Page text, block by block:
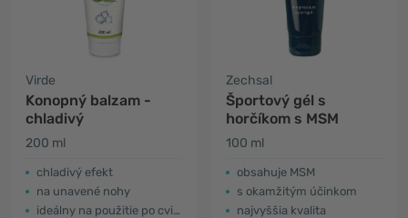
Virde
Konopný balzam -
chladivý
200 ml
chladivý efekt
na unavené nohy
ideálny na použitie po cvičení
Zechsal
Športový gél s
horčíkom s MSM
100 ml
obsahuje MSM
s okamžitým účinkom
najvyššia kvalita